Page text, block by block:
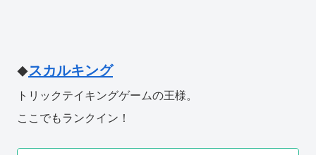
◆スカルキング
トリックテイキングゲームの王様。
ここでもランクイン！